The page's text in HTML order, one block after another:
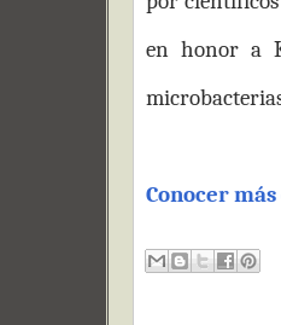
en honor a
Conocer